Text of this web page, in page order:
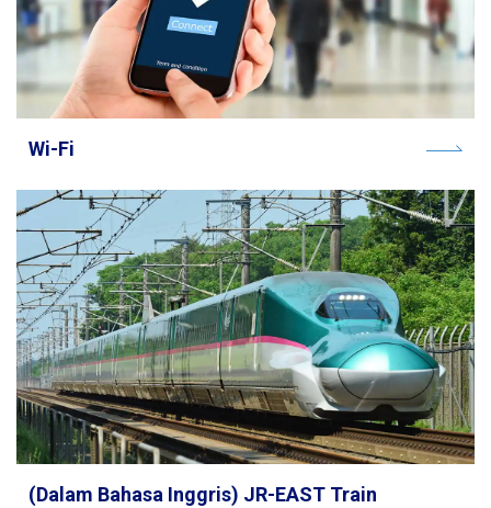
Wi-Fi
(Dalam Bahasa Inggris) JR-EAST Train